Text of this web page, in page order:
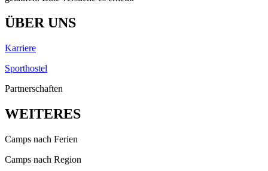
ÜBER UNS
Karriere
Sporthostel
Partnerschaften
WEITERES
Camps nach Ferien
Camps nach Region